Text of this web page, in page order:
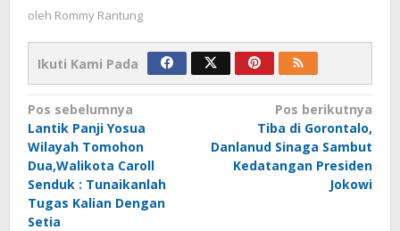
oleh Rommy Rantung
Ikuti Kami Pada
Navigasi
pos
Pos sebelumnya
Lantik Panji Yosua
Wilayah Tomohon
Dua,Walikota Caroll
Senduk : Tunaikanlah
Tugas Kalian Dengan
Setia
Pos berikutnya
Tiba di Gorontalo,
Danlanud Sinaga Sambut
Kedatangan Presiden
Jokowi